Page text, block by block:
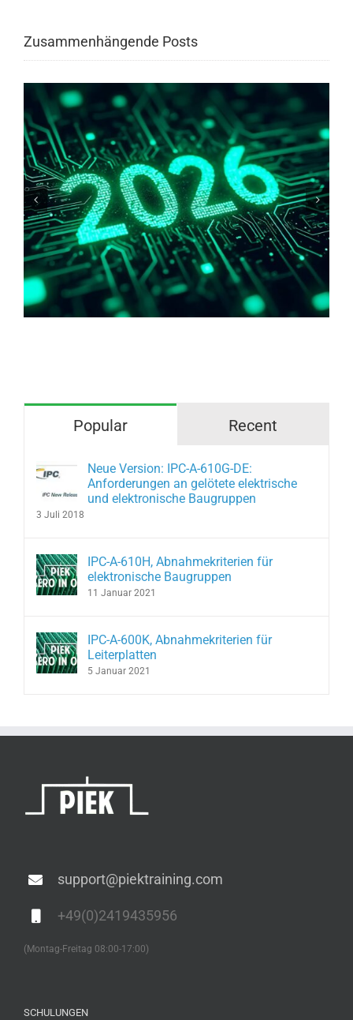
Zusammenhängende Posts
Warum haben wir Angst vor
blankem/freiliegendes Kupfer?
Popular Recent
Neue Version: IPC-A-610G-DE:
Anforderungen an gelötete elektrische
und elektronische Baugruppen
3 Juli 2018
IPC-A-610H, Abnahmekriterien für
elektronische Baugruppen
11 Januar 2021
IPC-A-600K, Abnahmekriterien für
Leiterplatten
5 Januar 2021
support@piektraining.com
+49(0)2419435956
(Montag-Freitag 08:00-17:00)
SCHULUNGEN